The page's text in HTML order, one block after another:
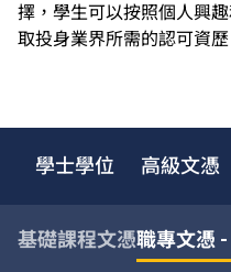
擇，學生可以按照個人興
取投身業界所需的認可資歷
學士學位 高級文憑
基礎課程文憑職專文憑